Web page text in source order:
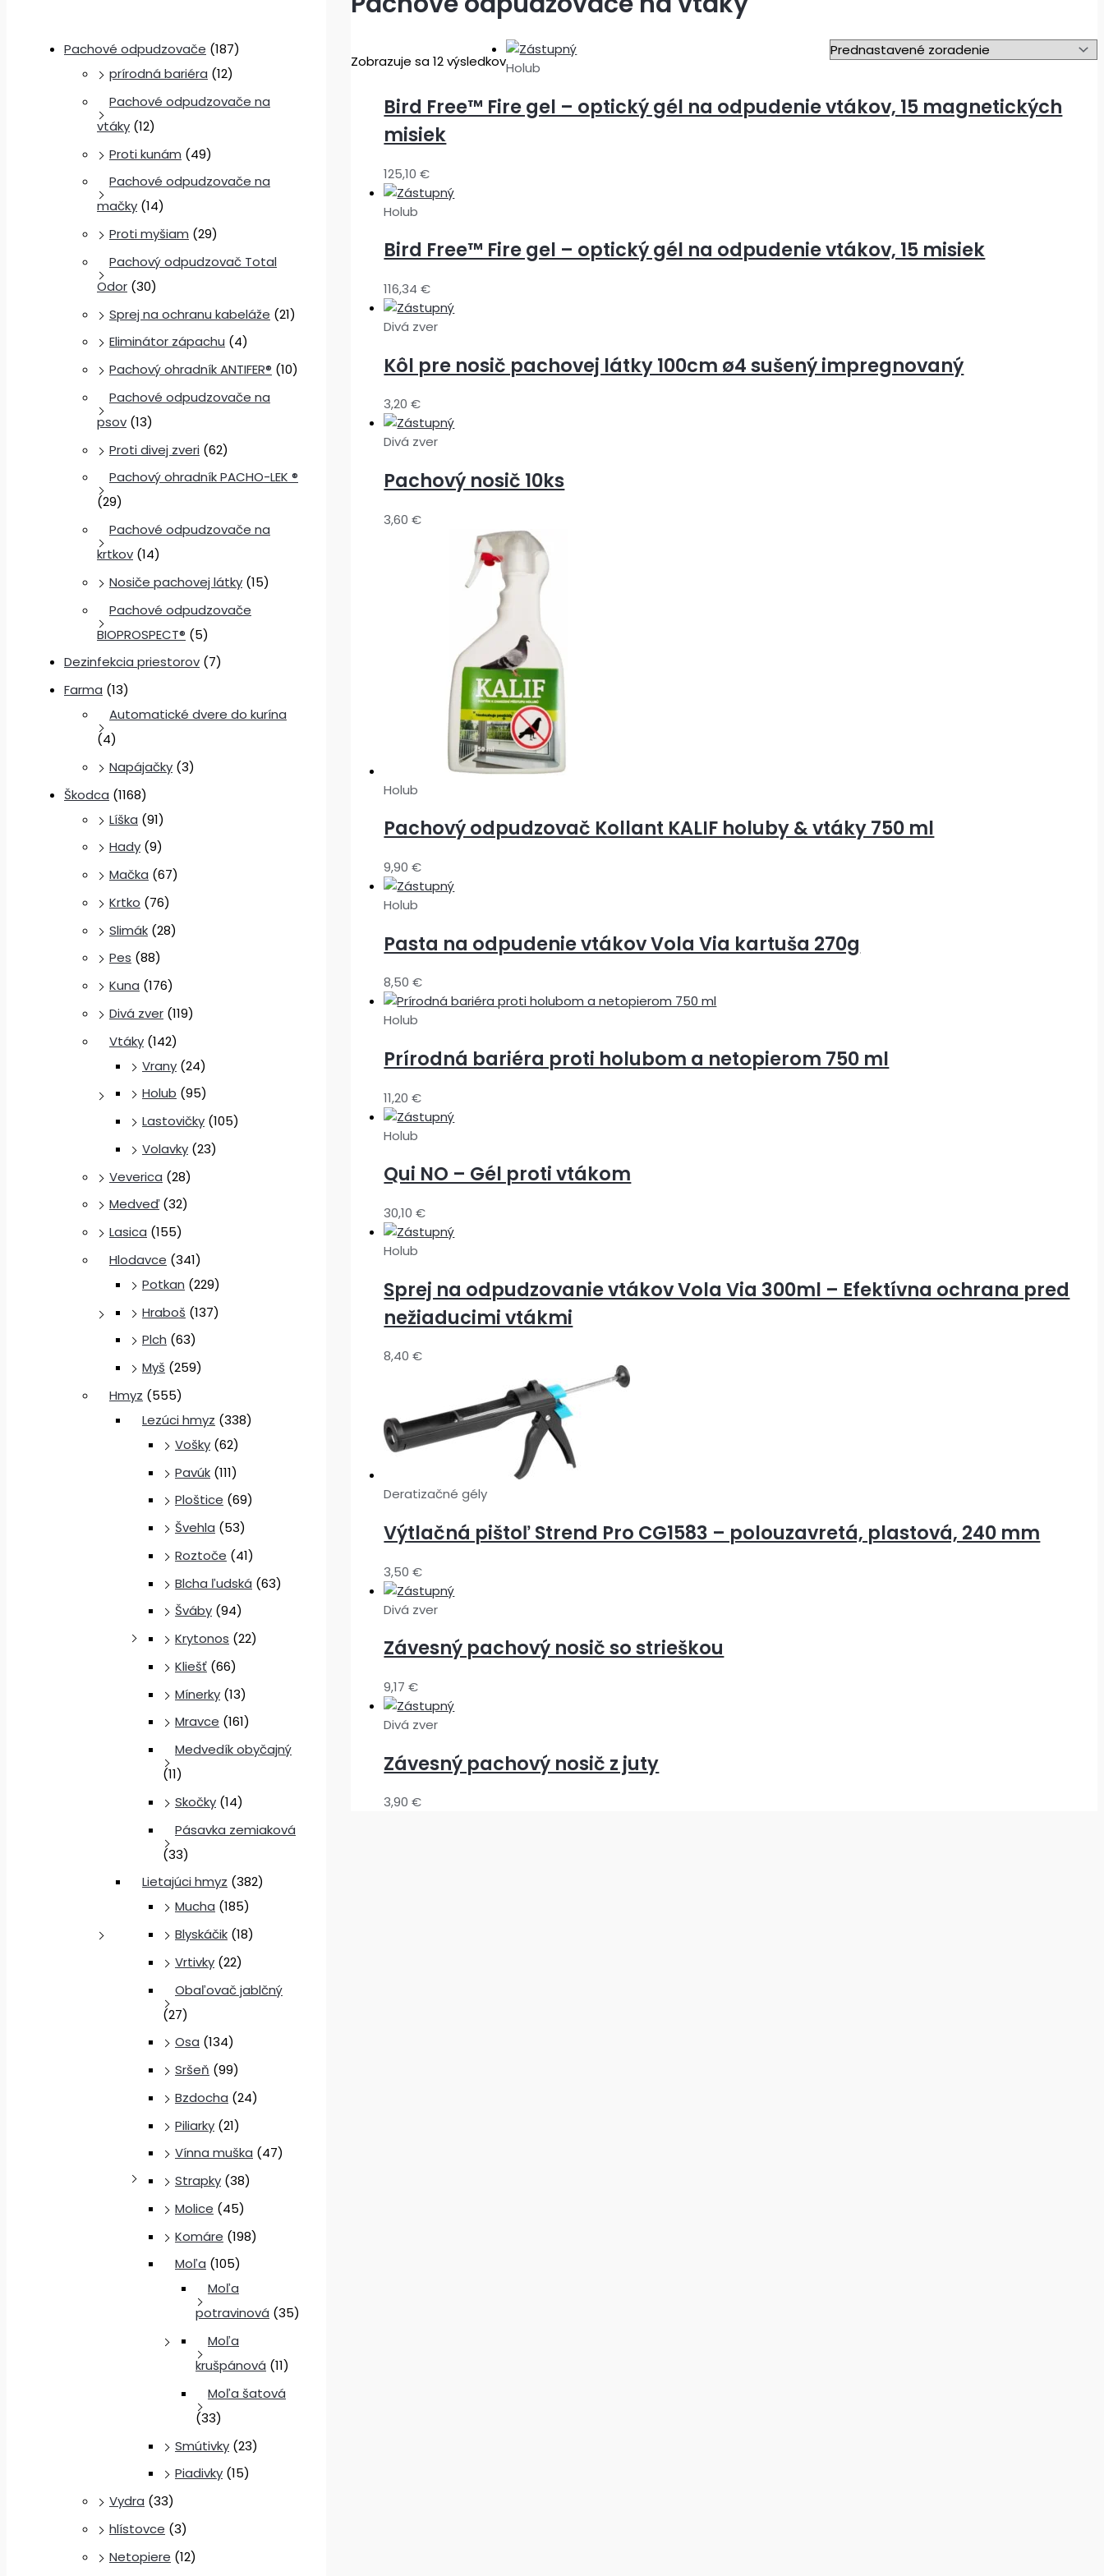
Pachové odpudzovače (187)
prírodná bariéra (12)
Pachové odpudzovače na
vtáky (12)
Proti kunám (49)
Pachové odpudzovače na
mačky (14)
Proti myšiam (29)
Pachový odpudzovač Total
Odor (30)
Sprej na ochranu kabeláže (21)
Eliminátor zápachu (4)
Pachový ohradník ANTIFER® (10)
Pachové odpudzovače na
psov (13)
Proti divej zveri (62)
Pachový ohradník PACHO-LEK ®
(29)
Pachové odpudzovače na
krtkov (14)
Nosiče pachovej látky (15)
Pachové odpudzovače
BIOPROSPECT® (5)
Dezinfekcia priestorov (7)
Farma (13)
Automatické dvere do kurína
(4)
Napájačky (3)
Škodca (1168)
Líška (91)
Hady (9)
Mačka (67)
Krtko (76)
Slimák (28)
Pes (88)
Kuna (176)
Divá zver (119)
Vtáky (142)
Vrany (24)
Holub (95)
Lastovičky (105)
Volavky (23)
Veverica (28)
Medveď (32)
Lasica (155)
Hlodavce (341)
Potkan (229)
Hraboš (137)
Plch (63)
Myš (259)
Hmyz (555)
Lezúci hmyz (338)
Vošky (62)
Pavúk (111)
Ploštice (69)
Švehla (53)
Roztoče (41)
Blcha ľudská (63)
Šváby (94)
Krytonos (22)
Kliešť (66)
Mínerky (13)
Mravce (161)
Medvedík obyčajný
(11)
Skočky (14)
Pásavka zemiaková
(33)
Lietajúci hmyz (382)
Mucha (185)
Blyskáčik (18)
Vrtivky (22)
Obaľovač jablčný
(27)
Osa (134)
Sršeň (99)
Bzdocha (24)
Piliarky (21)
Vínna muška (47)
Strapky (38)
Molice (45)
Komáre (198)
Moľa (105)
Moľa
potravinová (35)
Moľa
krušpánová (11)
Moľa šatová
(33)
Smútivky (23)
Piadivky (15)
Vydra (33)
hlístovce (3)
Netopiere (12)
,
9
0
€
.
0
€
.
2
0
€
.
0
€
.
,
9
0
€
.
9
€
Zobrazuje sa 12 výsledkovHolub
Bird Free™ Fire gel – optický gél na odpudenie vtákov, 15 magnetických
misiek
125,10€
Holub
Bird Free™ Fire gel – optický gél na odpudenie vtákov, 15 misiek
116,34€
Divá zver
Kôl pre nosič pachovej látky 100cm ø4 sušený impregnovaný
3,20€
Divá zver
Pachový nosič 10ks
3,60€
Holub
Pachový odpudzovač Kollant KALIF holuby & vtáky 750 ml
9,90€
Holub
Pasta na odpudenie vtákov Vola Via kartuša 270g
8,50€
Holub
Prírodná bariéra proti holubom a netopierom 750 ml
11,20€
Holub
Qui NO – Gél proti vtákom
30,10€
Holub
Sprej na odpudzovanie vtákov Vola Via 300ml – Efektívna ochrana pred
nežiaducimi vtákmi
8,40€
Deratizačné gély
Výtlačná pištoľ Strend Pro CG1583 – polouzavretá, plastová, 240 mm
3,50€
Divá zver
Závesný pachový nosič so strieškou
9,17€
Divá zver
Závesný pachový nosič z juty
3,90€